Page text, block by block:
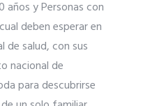
y Personas con
deben esperar en
de salud, con sus
nacional de
para descubrirse